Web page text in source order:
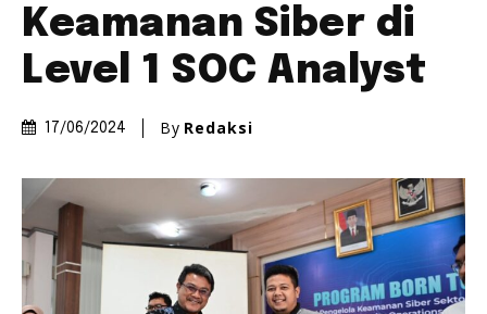
Keamanan Siber di
Level 1 SOC Analyst
17/06/2024 By Redaksi